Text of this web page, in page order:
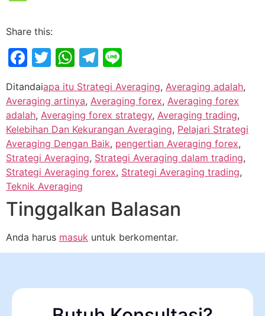
Share this:
Facebook
Twitter
WhatsApp
Telegram
Ditandaiapa itu Strategi Averaging, Averaging adalah,
Averaging artinya, Averaging forex, Averaging forex
adalah, Averaging forex strategy, Averaging trading,
Kelebihan Dan Kekurangan Averaging, Pelajari Strategi
Averaging Dengan Baik, pengertian Averaging forex,
Strategi Averaging, Strategi Averaging dalam trading,
Strategi Averaging forex, Strategi Averaging trading,
Teknik Averaging
Tinggalkan Balasan
Anda harus masuk untuk berkomentar.